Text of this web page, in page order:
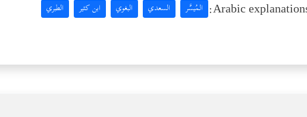
Arabic المُيسَّر السعدي البغوي ابن كثير الطبري